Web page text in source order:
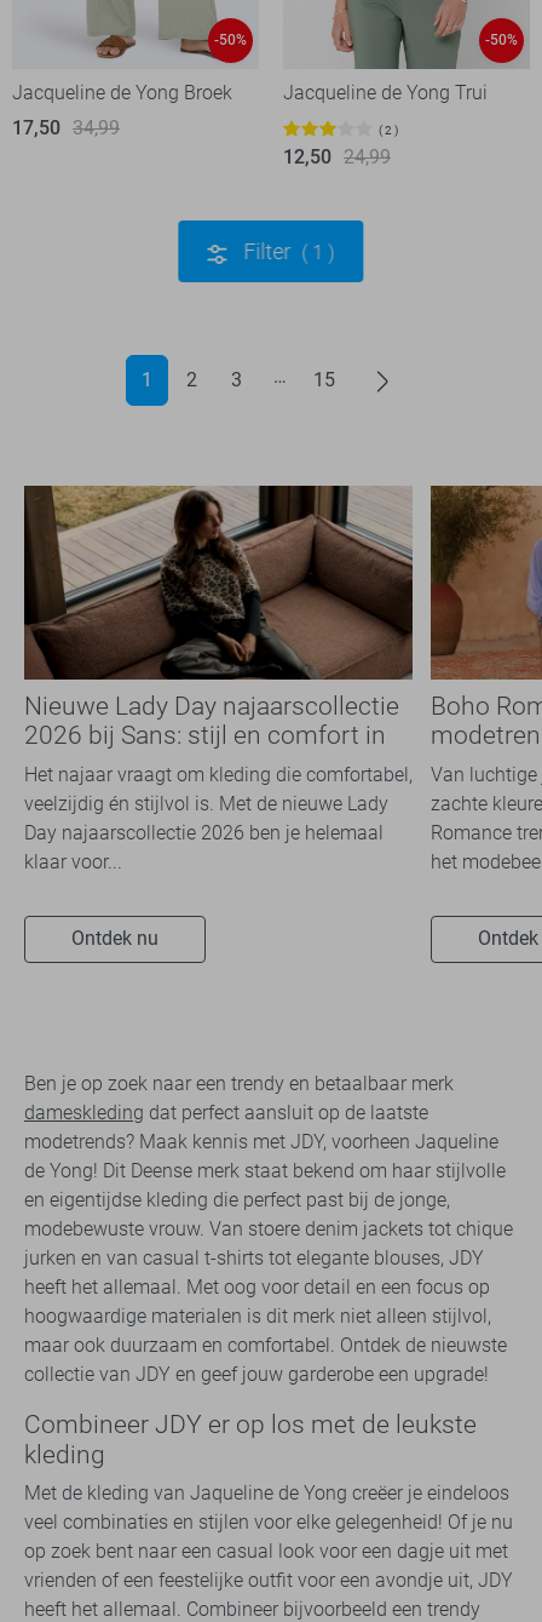
-50%
Jacqueline de Yong Broek
17,50 34,99
-50%
Jacqueline de Yong Trui
2
12,50 24,99
Filter 1
1 2 3 15
Nieuwe Lady Day najaarscollectie
2026 bij Sans: stijl en comfort in
travelkwaliteit
Het najaar vraagt om kleding die comfortabel,
veelzijdig én stijlvol is. Met de nieuwe Lady
Day najaarscollectie 2026 ben je helemaal
klaar voor...
Ontdek nu
Boho
overal
Van luchtige
zachte
Romance
het
Ben je op zoek naar een trendy en betaalbaar merk
dameskleding dat perfect aansluit op de laatste
modetrends? Maak kennis met JDY, voorheen Jaqueline
de Yong! Dit Deense merk staat bekend om haar stijlvolle
en eigentijdse kleding die perfect past bij de jonge,
modebewuste vrouw. Van stoere denim jackets tot chique
jurken en van casual t-shirts tot elegante blouses, JDY
heeft het allemaal. Met oog voor detail en een focus op
hoogwaardige materialen is dit merk niet alleen stijlvol,
maar ook duurzaam en comfortabel. Ontdek de nieuwste
collectie van JDY en geef jouw garderobe een upgrade!
Combineer JDY er op los met de leukste
kleding
Met de kleding van Jaqueline de Yong creëer je eindeloos
veel combinaties en stijlen voor elke gelegenheid! Of je nu
op zoek bent naar een casual look voor een dagje uit met
vrienden of een feestelijke outfit voor een avondje uit, JDY
heeft het allemaal. Combineer bijvoorbeeld een trendy